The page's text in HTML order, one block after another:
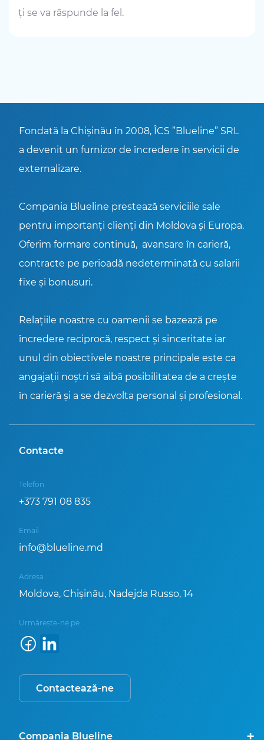
ți se va răspunde la fel.
Fondată la Chișinău în 2008, ÎCS ”Blueline” SRL
a devenit un furnizor de încredere în servicii de
externalizare.
Compania Blueline prestează serviciile sale
pentru importanți clienți din Moldova și Europa.
Oferim formare continuă, avansare în carieră,
contracte pe perioadă nedeterminată cu salarii
fixe și bonusuri.
Relațiile noastre cu oamenii se bazează pe
încredere reciprocă, respect și sinceritate iar
unul din obiectivele noastre principale este ca
angajații noștri să aibă posibilitatea de a crește
în carieră și a se dezvolta personal și profesional.
Contacte
Telefon
+373 791 08 835
Email
info@blueline.md
Adresa
Moldova, Chișinău, Nadejda Russo, 14
Urmărește-ne pe
Contactează-ne
Compania Blueline